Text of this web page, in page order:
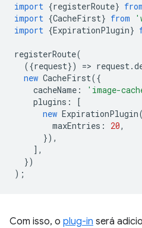
import {registerRoute}
import {CacheFirst} from
import {ExpirationPlugin}
registerRoute(
({request}) => request.
new CacheFirst({
cacheName : 'image-
plugins :
[
new ExpirationPlugin
maxEntries : 20,
}),
],
})
);
Com isso, o plug-in será